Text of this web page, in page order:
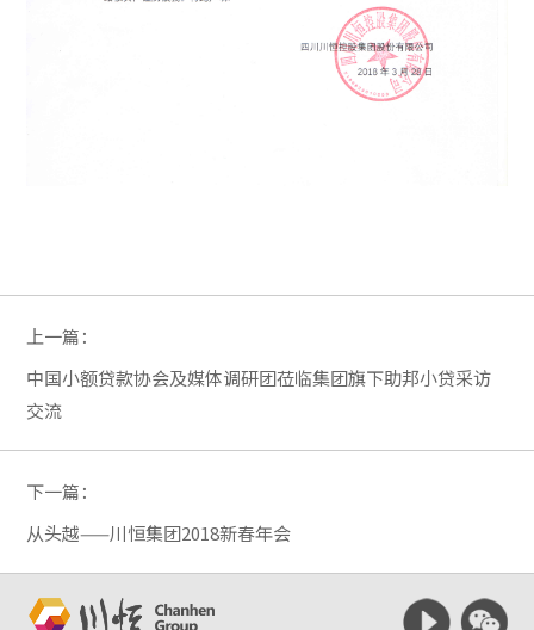
上一篇：
中国小额贷款协会及媒体调研团莅临集团旗下助邦小贷采访
交流
下一篇：
从头越——川恒集团2018新春年会